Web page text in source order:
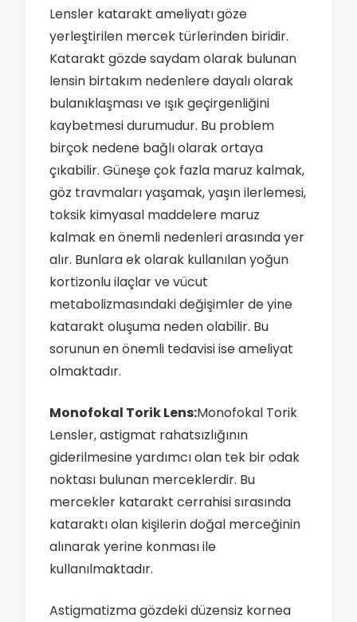
Lensler katarakt ameliyatı göze
yerleştirilen mercek türlerinden biridir.
Katarakt gözde saydam olarak bulunan
lensin birtakım nedenlere dayalı olarak
bulanıklaşması ve ışık geçirgenliğini
kaybetmesi durumudur. Bu problem
birçok nedene bağlı olarak ortaya
çıkabilir. Güneşe çok fazla maruz kalmak,
göz travmaları yaşamak, yaşın ilerlemesi,
toksik kimyasal maddelere maruz
kalmak en önemli nedenleri arasında yer
alır. Bunlara ek olarak kullanılan yoğun
kortizonlu ilaçlar ve vücut
metabolizmasındaki değişimler de yine
katarakt oluşuma neden olabilir. Bu
sorunun en önemli tedavisi ise ameliyat
olmaktadır.
Monofokal Torik Lens:Monofokal Torik
Lensler, astigmat rahatsızlığının
giderilmesine yardımcı olan tek bir odak
noktası bulunan merceklerdir. Bu
mercekler katarakt cerrahisi sırasında
kataraktı olan kişilerin doğal merceğinin
alınarak yerine konması ile
kullanılmaktadır.
Astigmatizma gözdeki düzensiz kornea